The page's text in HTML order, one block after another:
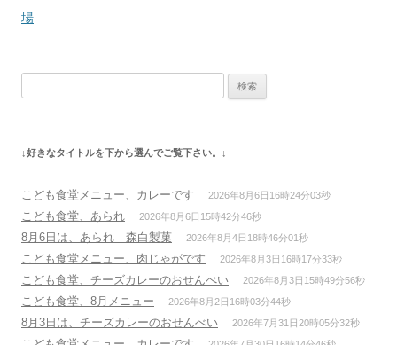
稿
ン
場
↓好きなタイトルを下から選んでご覧下さい。↓
こども食堂メニュー、カレーです 2026年8月6日16時24分03秒
こども食堂、あられ 2026年8月6日15時42分46秒
8月6日は、あられ 森白製菓 2026年8月4日18時46分01秒
こども食堂メニュー、肉じゃがです 2026年8月3日16時17分33秒
こども食堂、チーズカレーのおせんべい 2026年8月3日15時49分56秒
こども食堂、8月メニュー 2026年8月2日16時03分44秒
8月3日は、チーズカレーのおせんべい 2026年7月31日20時05分32秒